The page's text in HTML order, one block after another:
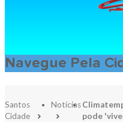
Navegue Pela
Santos
Cidade
Notícias
pode